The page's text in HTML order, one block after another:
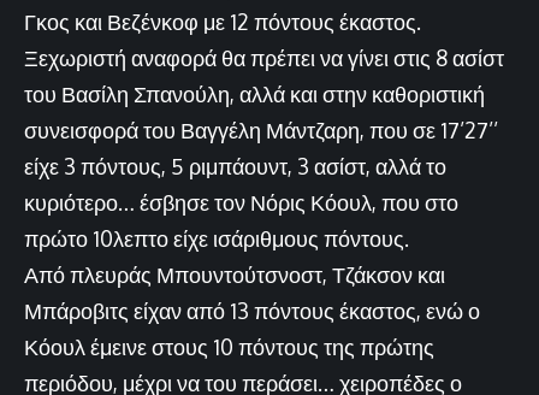
Γκος και Βεζένκοφ με 12 πόντους έκαστος.
Ξεχωριστή αναφορά θα πρέπει να γίνει στις 8 ασίστ
του Βασίλη Σπανούλη, αλλά και στην καθοριστική
συνεισφορά του Βαγγέλη Μάντζαρη, που σε 17’27’’
είχε 3 πόντους, 5 ριμπάουντ, 3 ασίστ, αλλά το
κυριότερο… έσβησε τον Νόρις Κόουλ, που στο
πρώτο 10λεπτο είχε ισάριθμους πόντους.
Από πλευράς Μπουντούτσνοστ, Τζάκσον και
Μπάροβιτς είχαν από 13 πόντους έκαστος, ενώ ο
Κόουλ έμεινε στους 10 πόντους της πρώτης
περιόδου, μέχρι να του περάσει… χειροπέδες ο